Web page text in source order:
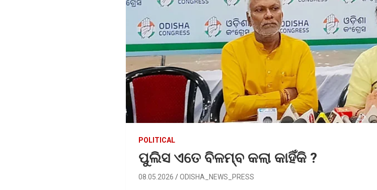
POLITICAL
ପୁଲିସ ଏତେ ବିଳମ୍ବ କଲା କାହିଁକି ?
08.05.2026 ODISHA_NEWS_PRESS